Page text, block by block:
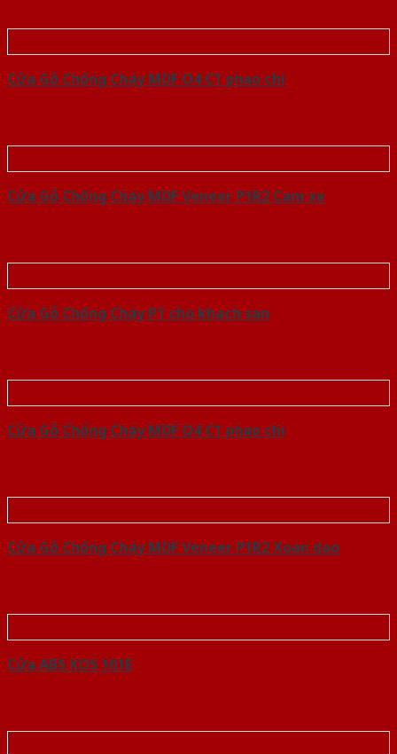
Cửa Gỗ Chống Cháy MDF O4 C1 phao chi
Cửa Gỗ Chống Cháy MDF Veneer P1R2 Cam xe
Cửa Gỗ Chống Cháy P1 cho khach san
Cửa Gỗ Chống Cháy MDF O4 C1 phao chi
Cửa Gỗ Chống Cháy MDF Veneer P1R2 Xoan dao
Cửa ABS KOS 101E